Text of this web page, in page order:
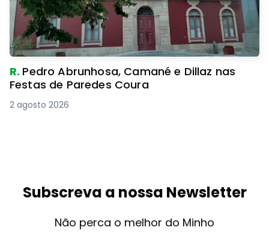
R. Pedro Abrunhosa, Camané e Dillaz nas
Festas de Paredes Coura
2 agosto 2026
Subscreva a nossa Newsletter
Não perca o melhor do Minho